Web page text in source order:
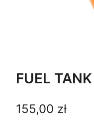
FUEL
155,00 zł